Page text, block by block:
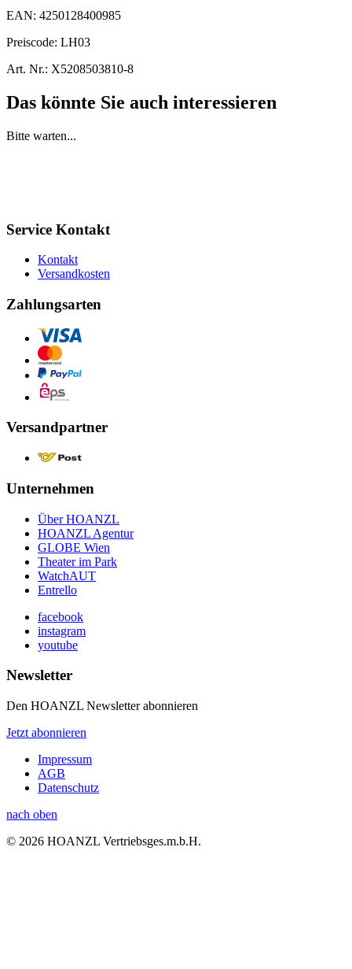
EAN: 4250128400985
Preiscode: LH03
Art. Nr.: X5208503810-8
Das könnte Sie auch interessieren
Bitte warten...
Service Kontakt
Kontakt
Versandkosten
Zahlungsarten
Versandpartner
Unternehmen
Über HOANZL
HOANZL Agentur
GLOBE Wien
Theater im Park
WatchAUT
Entrello
facebook
instagram
youtube
Newsletter
Den HOANZL Newsletter abonnieren
Jetzt abonnieren
Impressum
AGB
Datenschutz
nach oben
© 2026 HOANZL Vertriebsges.m.b.H.